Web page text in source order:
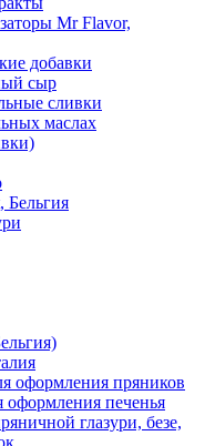
Mr Flavor,
добавки
сыр
сливки
маслах
Бельгия
оформления пряников
оформления печенья
глазури, безе,